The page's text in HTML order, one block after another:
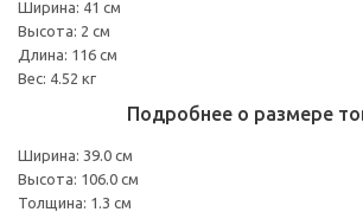
Ширина: 41 см
Высота: 2 см
Длина: 116 см
Вес: 4.52 кг
Подробнее о размере
Ширина: 39.0 см
Высота: 106.0 см
Толщина: 1.3 см